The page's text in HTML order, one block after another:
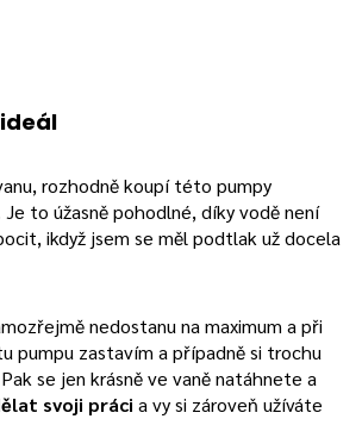
rozhodně koupí této pumpy
Je to úžasně pohodlné, díky vodě není
ikdyž jsem se měl podtlak už docela
nedostanu na maximum a při
pumpu zastavím a případně si trochu
se jen krásně ve vaně natáhnete a
svoji práci a vy si zároveň užíváte